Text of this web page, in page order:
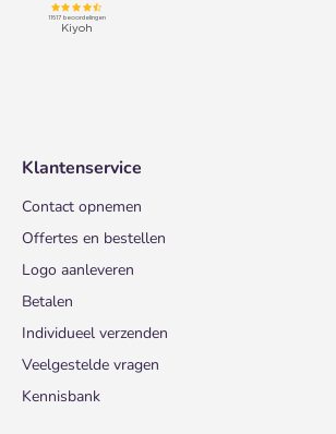
Klantenservice
Contact opnemen
Offertes en bestellen
Logo aanleveren
Betalen
Individueel verzenden
Veelgestelde vragen
Kennisbank